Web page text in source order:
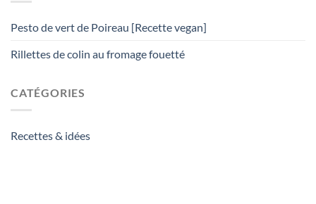
Pesto de vert de Poireau [Recette vegan]
Rillettes de colin au fromage fouetté
CATÉGORIES
Recettes & idées